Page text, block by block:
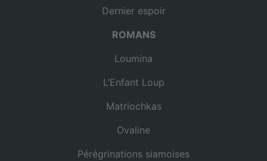
Dernier espoir
ROMANS
Loumina
L’Enfant Loup
Matriochkas
Ovaline
Pérégrinations siamoises